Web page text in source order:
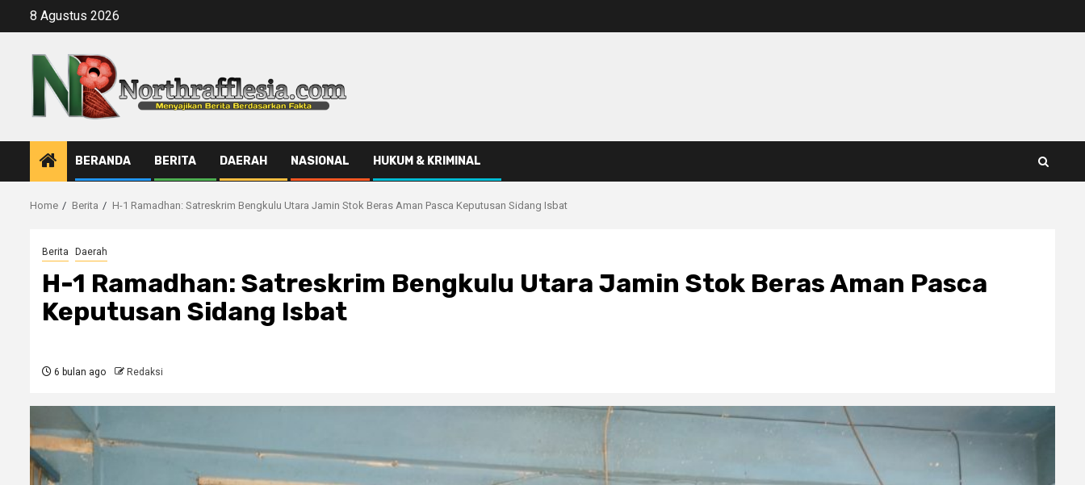
8 Agustus 2026
BERANDA BERITA DAERAH NASIONAL HUKUM & KRIMINAL
Home Berita H-1 Ramadhan: Satreskrim Bengkulu Utara Jamin Stok Beras Aman Pasca Keputusan Sidang Isbat
Berita Daerah
H-1 Ramadhan: Satreskrim Bengkulu Utara Jamin Stok Beras Aman Pasca
Keputusan Sidang Isbat
6 bulan ago Redaksi